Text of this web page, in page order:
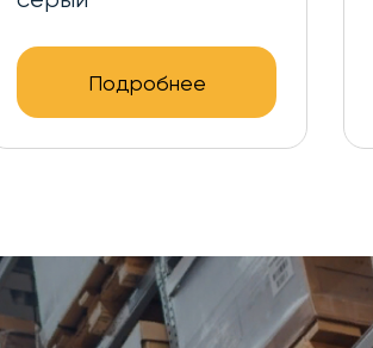
Подробнее